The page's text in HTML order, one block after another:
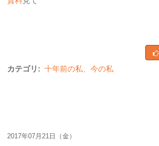
カテゴリ: 十年前の私、今の私
2017年07月21日（金）